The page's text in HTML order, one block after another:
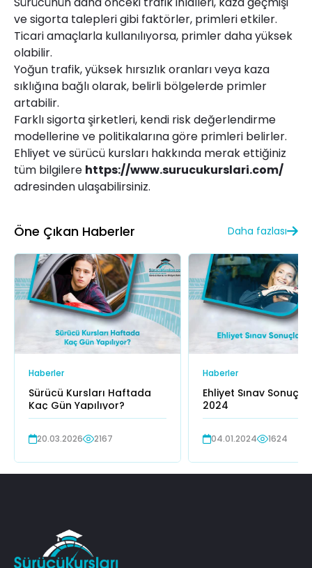
ve sigorta talepleri gibi faktörler, primleri etkiler.
Ticari amaçlarla kullanılıyorsa, primler daha yüksek
olabilir.
Yoğun trafik, yüksek hırsızlık oranları veya kaza
sıklığına bağlı olarak, belirli bölgelerde primler
artabilir.
Farklı sigorta şirketleri, kendi risk değerlendirme
modellerine ve politikalarına göre primleri belirler.
Ehliyet ve sürücü kursları hakkında merak ettiğiniz
tüm bilgilere https://www.surucukurslari.com/
adresinden ulaşabilirsiniz.
Öne Çıkan Haberler Daha fazlası
Haberler
Sürücü Kursları Haftada
Kaç Gün Yapılıyor?
20.03.2026 2167
Haberler
Ehliyet Sınav
2024
04.01.2024 1624